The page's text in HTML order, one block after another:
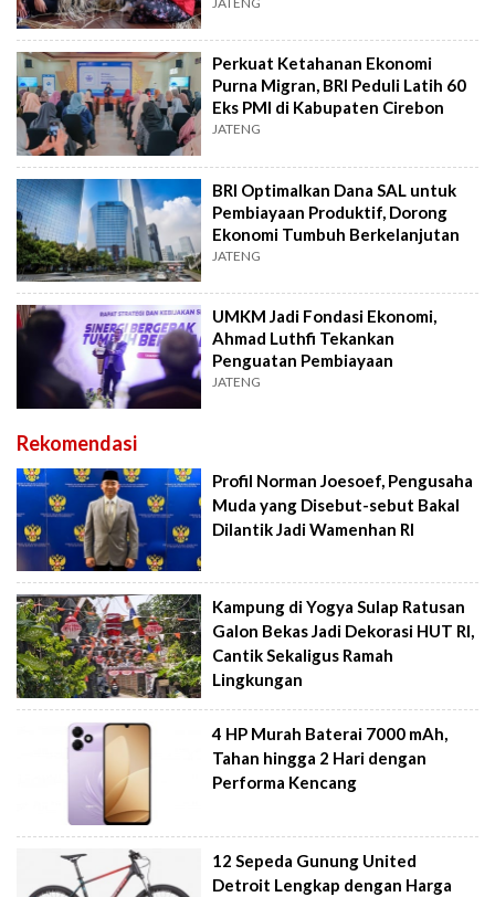
Perkuat Ketahanan Ekonomi
Purna Migran, BRI Peduli Latih 60
Eks PMI di Kabupaten Cirebon
JATENG
BRI Optimalkan Dana SAL untuk
Pembiayaan Produktif, Dorong
Ekonomi Tumbuh Berkelanjutan
JATENG
UMKM Jadi Fondasi Ekonomi,
Ahmad Luthfi Tekankan
Penguatan Pembiayaan
JATENG
Rekomendasi
Profil Norman Joesoef, Pengusaha
Muda yang Disebut-sebut Bakal
Dilantik Jadi Wamenhan RI
Kampung di Yogya Sulap Ratusan
Galon Bekas Jadi Dekorasi HUT RI,
Cantik Sekaligus Ramah
Lingkungan
4 HP Murah Baterai 7000 mAh,
Tahan hingga 2 Hari dengan
Performa Kencang
12 Sepeda Gunung United
Detroit Lengkap dengan Harga